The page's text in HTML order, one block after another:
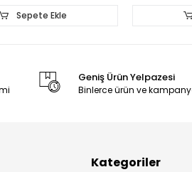
Sepete Ekle
Geniş Ürün Yelpazesi
Binlerce ürün ve
Kategoriler